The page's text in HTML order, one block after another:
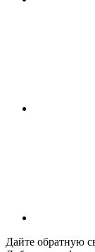
Дайте обратную